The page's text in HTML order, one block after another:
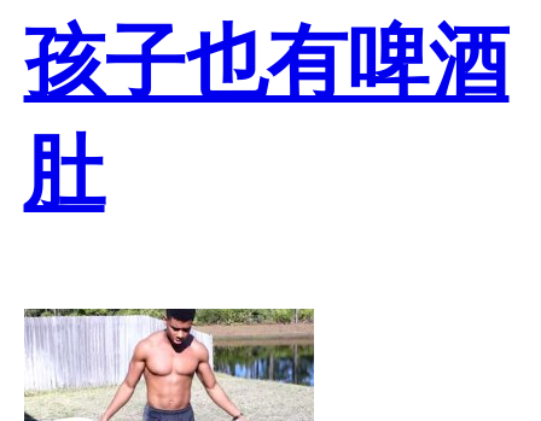
孩子也有啤酒
肚